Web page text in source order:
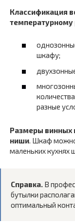
Классификация
шкафу;
разные
Размеры винных
ниши. Шкаф можно
маленьких кухнях
Справка. В
бутылки
оптимальный